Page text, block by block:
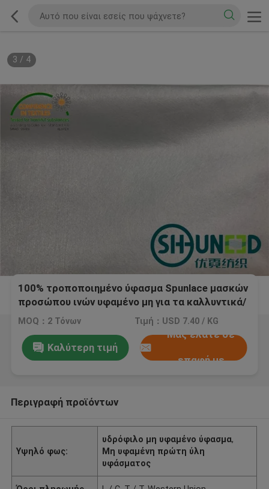
3 / 4
100% τροποποιημένο ύφασμα Spunlace μασκών
προσώπου ινών υφαμένο μη για τα καλλυντικά/
τον υγρό ιστό
MOQ：2 Τόνων Τιμή：USD 7.40 / KG
Καλύτερη τιμή
Μας ελάτε σε
επαφή με
Περιγραφή προϊόντων
Υψηλό φως:
υδρόφιλο μη υφαμένο ύφασμα,
Μη υφαμένη πρώτη ύλη
υφάσματος